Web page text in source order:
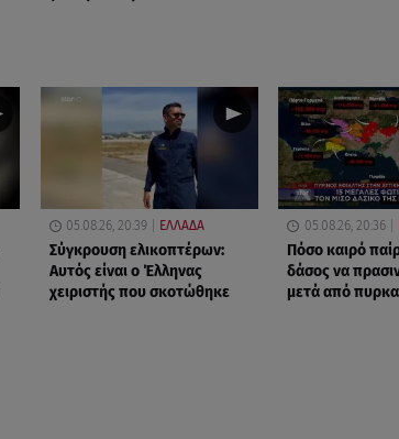
05.08.26, 20:39 ΕΛΛΑΔΑ
Σύγκρουση ελικοπτέρων:
Αυτός είναι ο Έλληνας
χειριστής που σκοτώθηκε
05.08.26, 20:36
Πόσο καιρό
δάσος να
μετά από